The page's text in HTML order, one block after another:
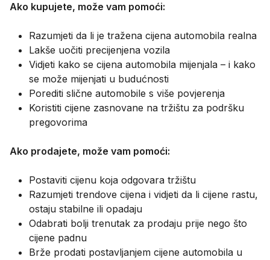
Ako kupujete, može vam pomoći:
Razumjeti da li je tražena cijena automobila realna
Lakše uočiti precijenjena vozila
Vidjeti kako se cijena automobila mijenjala – i kako
se može mijenjati u budućnosti
Porediti slične automobile s više povjerenja
Koristiti cijene zasnovane na tržištu za podršku
pregovorima
Ako prodajete, može vam pomoći:
Postaviti cijenu koja odgovara tržištu
Razumjeti trendove cijena i vidjeti da li cijene rastu,
ostaju stabilne ili opadaju
Odabrati bolji trenutak za prodaju prije nego što
cijene padnu
Brže prodati postavljanjem cijene automobila u